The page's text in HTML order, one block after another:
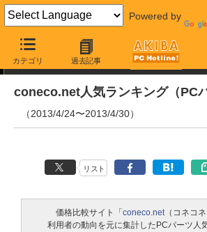
Powered by
カテゴリ 過去記事
ランキング
coneco.net人気ランキング（PC
（2013/4/24〜2013/4/30）
リスト
価格比較サイト「 coneco.net（コネコ
利用者の動向を元に集計したPCパーツ人